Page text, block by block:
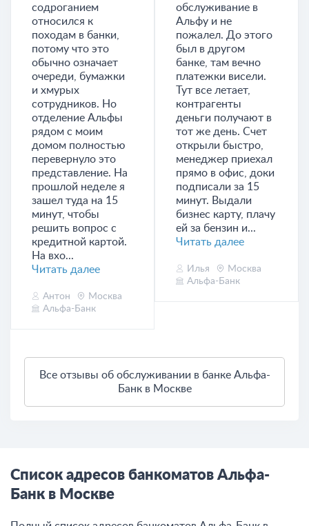
содроганием
относился к
походам в банки,
потому что это
обычно означает
очереди, бумажки
и хмурых
сотрудников. Но
отделение Альфы
рядом с моим
домом полностью
перевернуло это
представление. На
прошлой неделе я
зашел туда на 15
минут, чтобы
решить вопрос с
кредитной картой.
На вхо...
Читать далее
Антон
Москва
Альфа-Банк
обслуживание в
Альфу и не
пожалел. До этого
был в другом
банке, там вечно
платежки висели.
Тут все летает,
контрагенты
деньги получают в
тот же день. Счет
открыли быстро,
менеджер приехал
прямо в офис, доки
подписали за 15
минут. Выдали
бизнес карту, плачу
ей за бензин и...
Читать далее
Илья
Москва
Альфа-Банк
Все отзывы об обслуживании в банке Альфа-
Банк в Москве
Список адресов банкоматов Альфа-
Банк в Москве